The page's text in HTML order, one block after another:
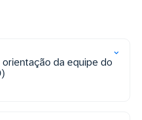
orientação da equipe do